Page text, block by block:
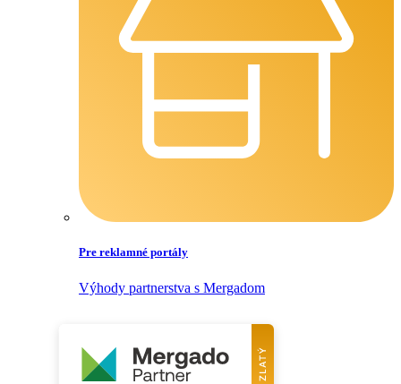
Pre reklamné portály
Výhody partnerstva s Mergadom